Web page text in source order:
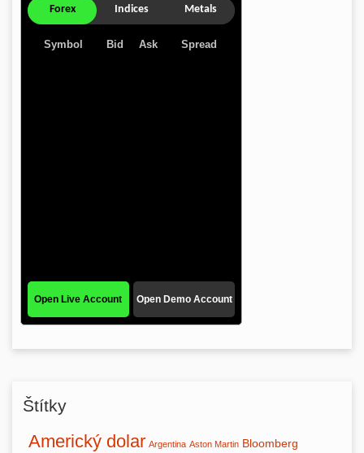
Štítky
Americký dolar Argentina Aston Martin Bloomberg